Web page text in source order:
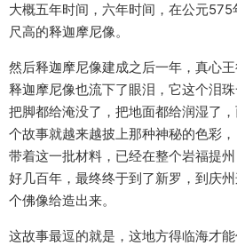
大概五年时间，六年时间，在公元
尺高的释迦摩尼像。
然后释迦摩尼像建成之后一年，真心
释迦摩尼像也流下了眼泪，它这个泪
把脚都给淹没了，把地面都给润湿了
个故事就越来越披上那种神秘的色彩
带着这一批材料，已经在整个岩福提
好几百年，最终终于到了新罗，到庆
个佛像给造出来。
这故事最逗的就是，这地方得临海才